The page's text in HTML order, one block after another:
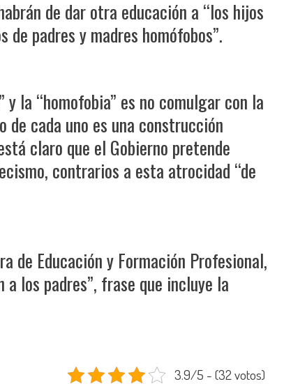
de dar otra educación a “los hijos
padres y madres homófobos”.
y la “homofobia” es no comulgar con la
de cada uno es una construcción
claro que el Gobierno pretende
contrarios a esta atrocidad “de
de Educación y Formación Profesional,
los padres”, frase que incluye la
3.9/5 - (32 votos)